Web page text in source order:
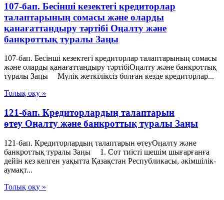
107-бап. Бесінші кезектегі кредиторлар
талаптарының сомасы және оларды
қанағаттандыру тәртібі Оңалту және
банкроттық туралы Заңы
107-бап. Бесінші кезектегі кредиторлар талаптарының сомасы
және оларды қанағаттандыру тәртібіОңалту және банкроттық
туралы Заңы Мүлік жеткіліксіз болған кезде кредиторлар...
Толық оқу »
121-бап. Кредиторлардың талаптарын
өтеу Оңалту және банкроттық туралы Заңы
121-бап. Кредиторлардың талаптарын өтеуОңалту және
банкроттық туралы Заңы 1. Сот тиiстi шешiм шығарғанға
дейiн кез келген уақытта Қазақстан Республикасы, әкiмшiлiк-
аумақт...
Толық оқу »